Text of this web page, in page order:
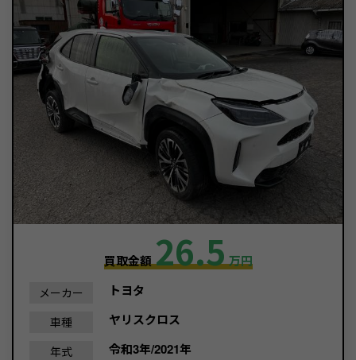
買取金額26.5万円
メーカー トヨタ
車種 ヤリスクロス
年式 令和3年/2021年